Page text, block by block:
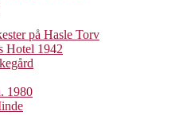
på Hasle Torv
Hotel 1942
1980